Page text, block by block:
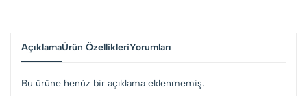
AçıklamaÜrün ÖzellikleriYorumları
Bu ürüne henüz bir açıklama eklenmemiş.